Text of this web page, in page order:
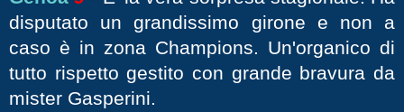
disputato un grandissimo girone e non a
caso è in zona Champions. Un'organico di
tutto rispetto gestito con grande bravura da
mister Gasperini.